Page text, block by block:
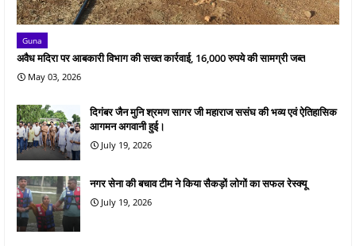
Guna
अवैध मदिरा पर आबकारी विभाग की सख्त कार्रवाई, 16,000 रुपये की सामग्री जब्त
May 03, 2026
दिगंबर जैन मुनि श्रमण सागर जी महाराज ससंघ की भव्य एवं ऐतिहासिक
आगमन अगवानी हुई।
July 19, 2026
नगर सेना की बचाव टीम ने किया सैकड़ों लोगों का सफल रेस्क्यू
July 19, 2026